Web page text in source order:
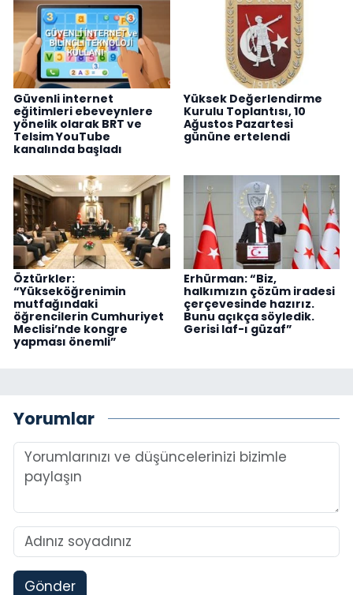
Güvenli internet
eğitimleri ebeveynlere
yönelik olarak BRT ve
Telsim YouTube
kanalında başladı
Yüksek Değerlendirme
Kurulu Toplantısı, 10
Ağustos Pazartesi
gününe ertelendi
Öztürkler:
“Yükseköğrenimin
mutfağındaki
öğrencilerin Cumhuriyet
Meclisi’nde kongre
yapması önemli”
Erhürman: “Biz,
halkımızın çözüm iradesi
çerçevesinde hazırız.
Bunu açıkça söyledik.
Gerisi laf-ı güzaf”
Yorumlar
Gönder